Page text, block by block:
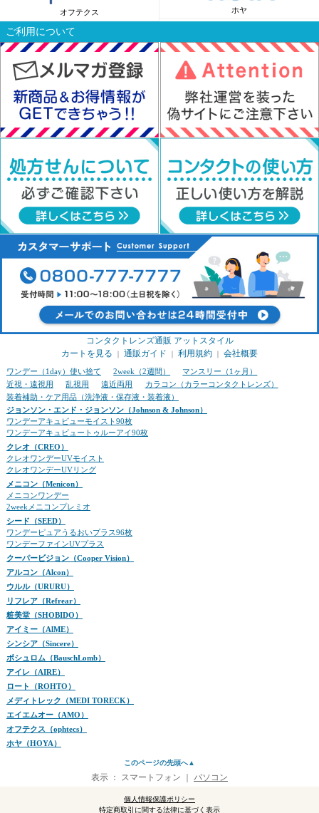
オフテクス ホヤ
ご利用について
コンタクトレンズ通販 アットスタイル
カートを見る ｜ 通販ガイド ｜ 利用規約 ｜ 会社概要
ワンデー（1day）使い捨て 2week（2週間）
マンスリー（1ヶ月）
近視・遠視用
乱視用 遠近両用
カラコン（カラーコンタクトレンズ）
装着補助・ケア用品（洗浄液・保存液・装着液）
ジョンソン・エンド・ジョンソン（Johnson & Johnson）
ワンデーアキュビューモイスト90枚
ワンデーアキュビュートゥルーアイ90枚
クレオ（CREO）
クレオワンデーUVモイスト
クレオワンデーUVリング
メニコン（Menicon）
メニコンワンデー
2weekメニコンプレミオ
シード（SEED）
ワンデーピュアうるおいプラス96枚
ワンデーファインUVプラス
クーパービジョン（Cooper Vision）
アルコン（Alcon）
ウルル（URURU）
リフレア（Refrear）
粧美堂（SHOBIDO）
アイミー（AlME）
シンシア（Sincere）
ボシュロム（BauschLomb）
アイレ（AIRE）
ロート（ROHTO）
メディトレック（MEDI TORECK）
エイエムオー（AMO）
オフテクス（ophtecs）
ホヤ（HOYA）
このページの先頭へ▲
表示 ： スマートフォン ｜ パソコン
個人情報保護ポリシー
特定商取引に関する法律に基づく表示